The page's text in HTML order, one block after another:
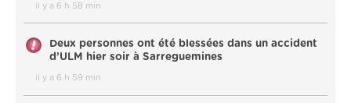
il y a 6 h 58 min
Deux personnes ont été blessées dans un accident
d’ULM hier soir à Sarreguemines
il y a 6 h 59 min